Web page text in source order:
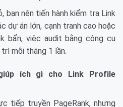
bạn nên tiến hành kiểm tra Link
dự án lớn, cạnh tranh cao hoặc
bẩn, việc audit bằng công cụ
mỗi tháng 1 lần.
ích gì cho Link Profile
tiếp truyền PageRank, nhưng